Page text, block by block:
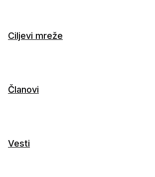
Ciljevi mreže
Članovi
Vesti